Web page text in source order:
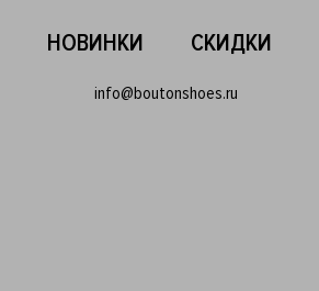
НОВИНКИ СКИДКИ
info@boutonshoes.ru